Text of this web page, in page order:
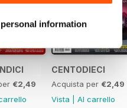
information
€2,49
CENTODIECI
Acquista per €2,49
Vista
Al carrello